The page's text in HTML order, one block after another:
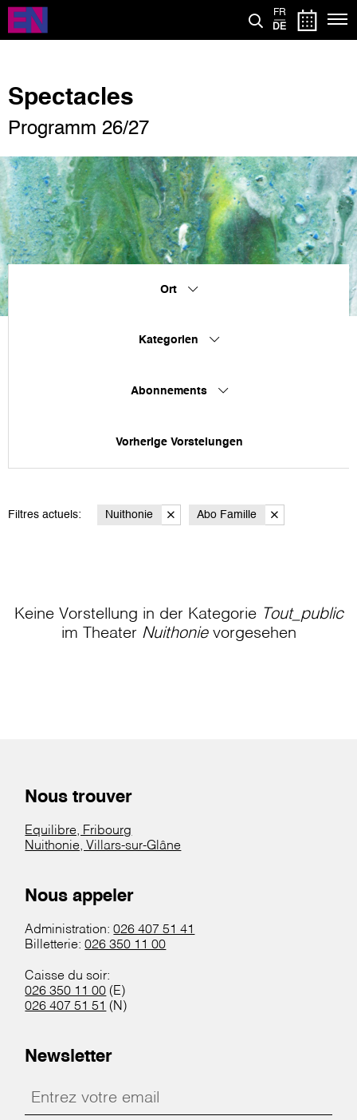
Direkt
zum
Inhalt
FR
DE
Spectacles
Programm 26/27
Ort
Kategorien
Abonnements
Vorherige Vorstelungen
Filtres actuels: Nuithonie Abo Famille
Keine Vorstellung in der Kategorie Tout_public
im Theater Nuithonievorgesehen
Nous trouver
Equilibre, Fribourg
Nuithonie, Villars-sur-Glâne
Nous appeler
Administration:026 407 51 41
Billetterie:026 350 11 00
Caisse du soir:
026 350 11 00 (E)
026 407 51 51 (N)
Newsletter